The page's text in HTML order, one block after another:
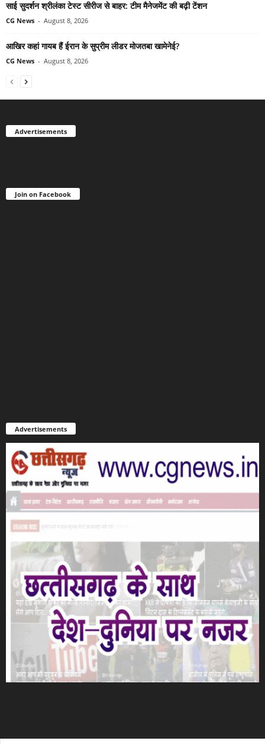
साई सुदर्शन श्रीलंका टेस्ट सीरीज से बाहर: टीम मैनेजमेंट की बढ़ी टेंशन
CG News - August 8, 2026
आखिर कहां गायब हैं ईरान के सुप्रीम लीडर मोजतबा खामेनेई?
CG News - August 8, 2026
Advertisements
Join on Facebook
Advertisements